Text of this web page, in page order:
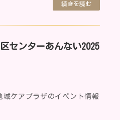
続きを読む
センターあんない2025
域ケアプラザのイベント情報